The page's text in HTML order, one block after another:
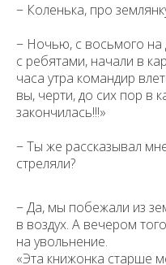
− Коленька, про
− Ночью, с восьмого на
с ребятами, начали в
часа утра командир
вы, черти, до сих пор в
закончилась!!!»
− Ты же рассказывал
стреляли?
− Да, мы побежали из
в воздух. А вечером
на увольнение.
«Эта книжонка старше